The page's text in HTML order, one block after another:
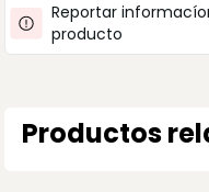
Reportar
producto
Productos